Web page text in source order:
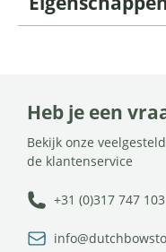
Heb je een
Bekijk onze
de klantenservice
+31 (0)317 747 103